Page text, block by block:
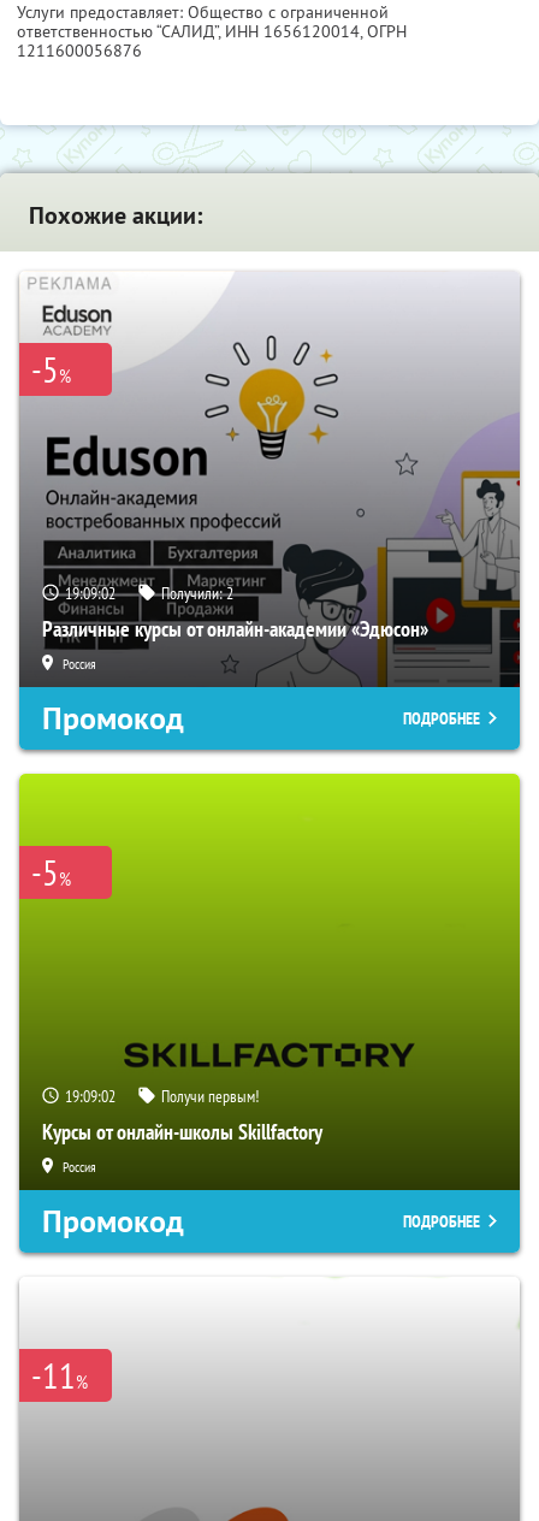
Услуги предоставляет: Общество с ограниченной
ответственностью “САЛИД”, ИНН 1656120014, ОГРН
1211600056876
Похожие акции:
-5%
19:09:01 Получили:2
Различные курсы от онлайн-академии «Эдюсон»
Россия
Промокод ПОДРОБНЕЕ
-5%
19:09:01 Получи первым!
Курсы от онлайн-школы Skillfactory
Россия
Промокод ПОДРОБНЕЕ
-11%